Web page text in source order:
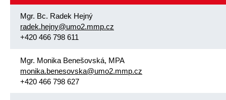
Mgr. Bc. Radek Hejný
radek.hejny@umo2.mmp.cz
+420 466 798 611
Mgr. Monika Benešovská, MPA
monika.benesovska@umo2.mmp.cz
+420 466 798 627